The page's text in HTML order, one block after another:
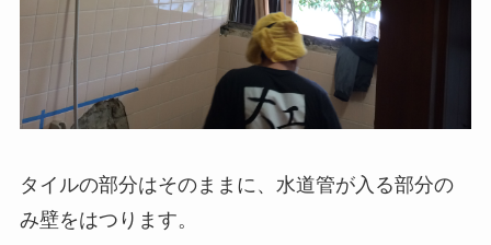
タイルの部分はそのままに、水道管が入る部分の
み壁をはつります。